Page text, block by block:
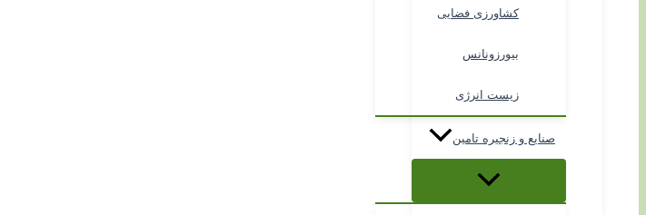
کشاورزی فضایی
بیورزونانس
زیست انرژی
صنایع و زنجیره تامین